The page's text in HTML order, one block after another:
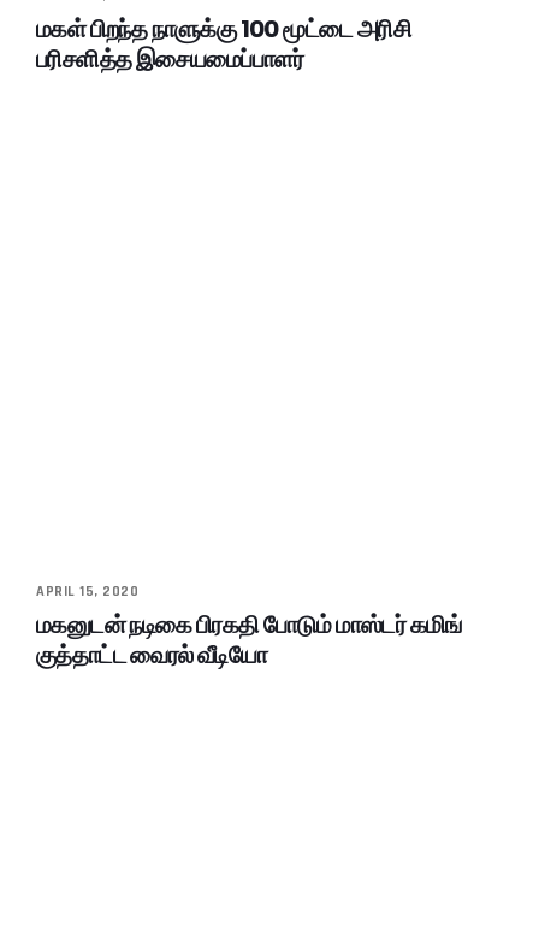
மகள் பிறந்த நாளுக்கு 100 மூட்டை அரிசி
பரிசளித்த இசையமைப்பாளர்
APRIL 15, 2020
மகனுடன் நடிகை பிரகதி போடும் மாஸ்டர் கமிங்
குத்தாட்ட வைரல் வீடியோ